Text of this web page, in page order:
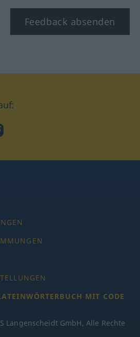
Feedback absenden
MIT CODE
Langenscheidt GmbH, Alle Rechte